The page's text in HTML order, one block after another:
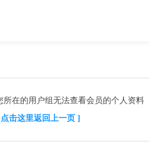
所在的用户组无法查看会员的个人资料
击这里返回上一页 ]